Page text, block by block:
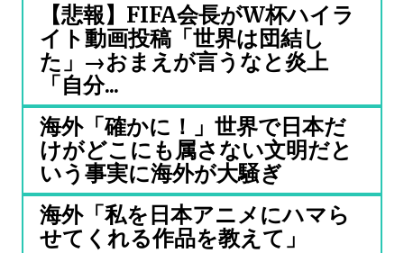
【悲報】FIFA会長がW杯ハイラ
イト動画投稿「世界は団結し
た」→おまえが言うなと炎上
「自分...
海外「確かに！」世界で日本だ
けがどこにも属さない文明だと
いう事実に海外が大騒ぎ
海外「私を日本アニメにハマら
せてくれる作品を教えて」